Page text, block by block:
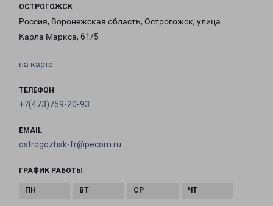
ОСТРОГОЖСК
Россия, Воронежская область, Острогожск, улица
Карла Маркса, 61/5
на карте
ТЕЛЕФОН
+7(473)759-20-93
EMAIL
ostrogozhsk-fr@pecom.ru
ГРАФИК РАБОТЫ